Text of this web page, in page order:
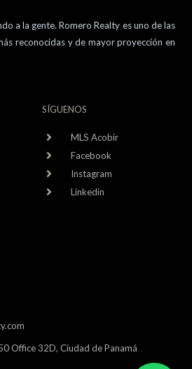
a la gente. Romero Realty es uno de las
reconocidas y de mayor proyección en
SÍGUENOS
MLS Acobir
Facebook
Instagram
Linkedin
Office 32D, Ciudad de Panamá